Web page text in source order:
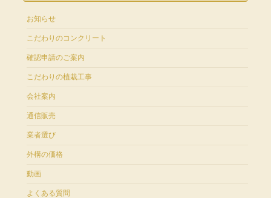
お知らせ
こだわりのコンクリート
確認申請のご案内
こだわりの植栽工事
会社案内
通信販売
業者選び
外構の価格
動画
よくある質問